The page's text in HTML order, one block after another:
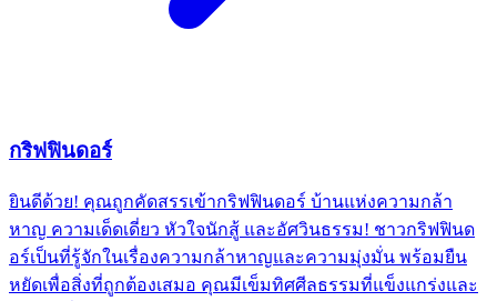
กริฟฟินดอร์
ยินดีด้วย! คุณถูกคัดสรรเข้ากริฟฟินดอร์ บ้านแห่งความกล้า
หาญ ความเด็ดเดี่ยว หัวใจนักสู้ และอัศวินธรรม! ชาวกริฟฟินด
อร์เป็นที่รู้จักในเรื่องความกล้าหาญและความมุ่งมั่น พร้อมยืน
หยัดเพื่อสิ่งที่ถูกต้องเสมอ คุณมีเข็มทิศศีลธรรมที่แข็งแกร่งและ